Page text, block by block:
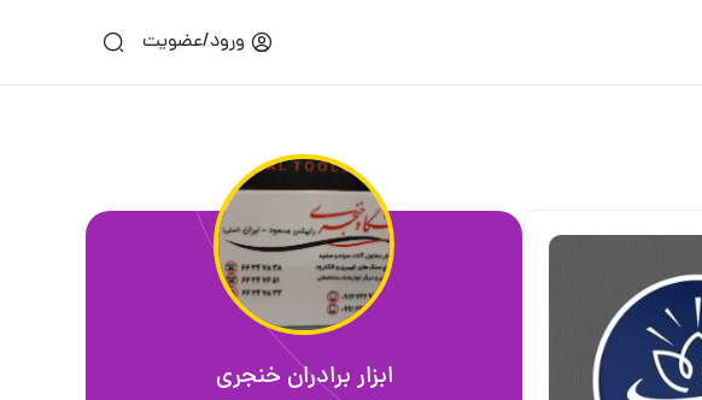
ورود/عضویت
ابزار برادران خنجری